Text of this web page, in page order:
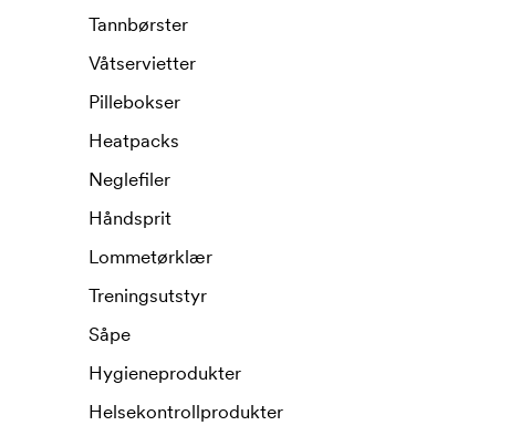
Tannbørster
Våtservietter
Pillebokser
Heatpacks
Neglefiler
Håndsprit
Lommetørklær
Treningsutstyr
Såpe
Hygieneprodukter
Helsekontrollprodukter